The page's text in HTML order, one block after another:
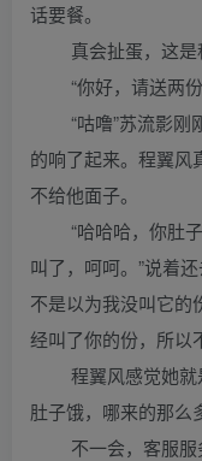
话要餐。
真会扯蛋，这是程
“你好，请送两份
“咕噜”苏流影刚
的响了起来。程翼风
不给他面子。
“哈哈哈，你肚子
叫了，呵呵。”说着
不是以为我没叫它的
经叫了你的份，所以
程翼风感觉她就
肚子饿，哪来的那么
不一会，客服服